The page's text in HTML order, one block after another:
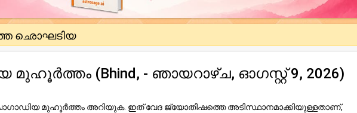
ഛൊഘടിയ
(Bhind, - ഞായറാഴ്ച, ഓഗസ്റ്റ് 9, 2026)
മുഹൂർത്തം അറിയുക. ഇത് വേദ ജ്യോതിഷത്തെ അടിസ്ഥാനമാക്കിയുള്ളതാണ്,